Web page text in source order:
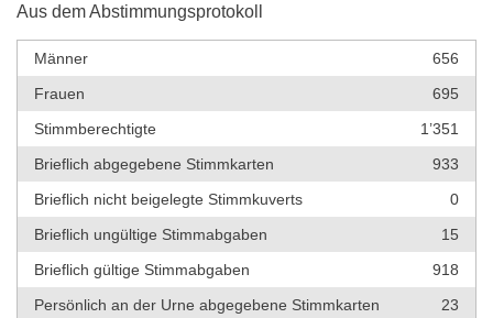
Aus dem Abstimmungsprotokoll
Männer
656
Frauen
695
Stimmberechtigte
1’351
Brieflich abgegebene Stimmkarten
933
Brieflich nicht beigelegte Stimmkuverts
0
Brieflich ungültige Stimmabgaben
15
Brieflich gültige Stimmabgaben
918
Persönlich an der Urne abgegebene Stimmkarten
23